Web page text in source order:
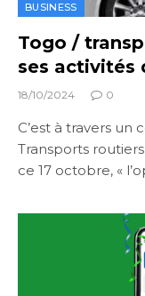
BUSINESS
Togo /
ses activités
18/10/2024 0
C’est à travers
Transports
ce 17 octobre, «